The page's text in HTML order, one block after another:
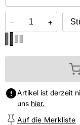
− +
Artikel ist derzeit
uns hier.
Auf die Merkliste